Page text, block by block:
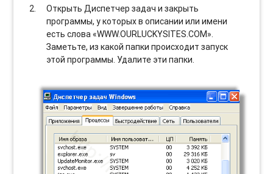
Открыть Диспетчер задач и закрыть
программы, у которых в описании или имени
есть слова «WWW.OURLUCKYSITES.COM».
Заметьте, из какой папки происходит запуск
этой программы. Удалите эти папки.